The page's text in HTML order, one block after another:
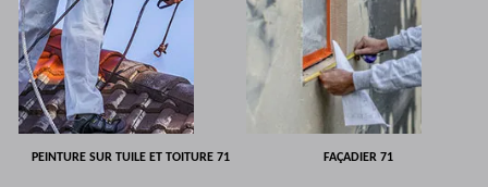
PEINTURE SUR TUILE ET TOITURE 71 FAÇADIER 71